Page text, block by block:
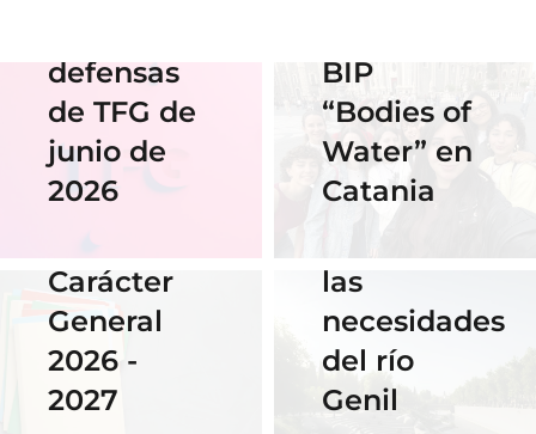
defensas
de TFG de
junio de
2026
BIP
“Bodies of
Water” en
Catania
14 Abril 2026
Carácter
General
2026 -
2027
06 Abril 2026
Cauce: El
diseño que
las
necesidades
del río
Genil
28 Noviembre
2025
18 Noviembre
2025
Nuestra
alumna
gana el
concurso
del
Instituto
Cervantes
de Praga